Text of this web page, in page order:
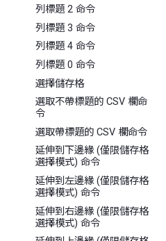
列標題 2 命令
列標題 3 命令
列標題 4 命令
列標題 0 命令
選擇儲存格
選取不帶標題的 CSV 欄命
令
選取帶標題的 CSV 欄命令
延伸到下邊緣 (僅限儲存格
選擇模式) 命令
延伸到左邊緣 (僅限儲存格
選擇模式) 命令
延伸到右邊緣 (僅限儲存格
選擇模式) 命令